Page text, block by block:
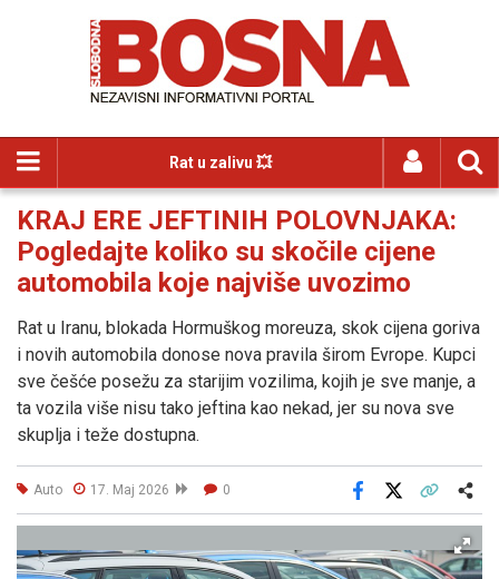
Rat u zalivu 💥
KRAJ ERE JEFTINIH POLOVNJAKA:
Pogledajte koliko su skočile cijene
automobila koje najviše uvozimo
Rat u Iranu, blokada Hormuškog moreuza, skok cijena goriva
i novih automobila donose nova pravila širom Evrope. Kupci
sve češće posežu za starijim vozilima, kojih je sve manje, a
ta vozila više nisu tako jeftina kao nekad, jer su nova sve
skuplja i teže dostupna.
Auto 17. Maj 2026 0
Facebook